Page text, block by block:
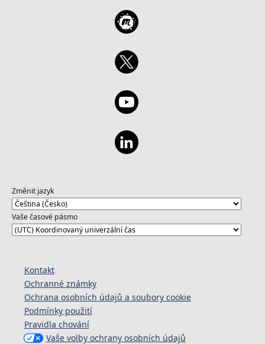
Změnit jazyk
Vaše časové pásmo
Kontakt
Ochranné známky
Ochrana osobních údajů a soubory cookie
Podmínky použití
Pravidla chování
Vaše volby ochrany osobních údajů